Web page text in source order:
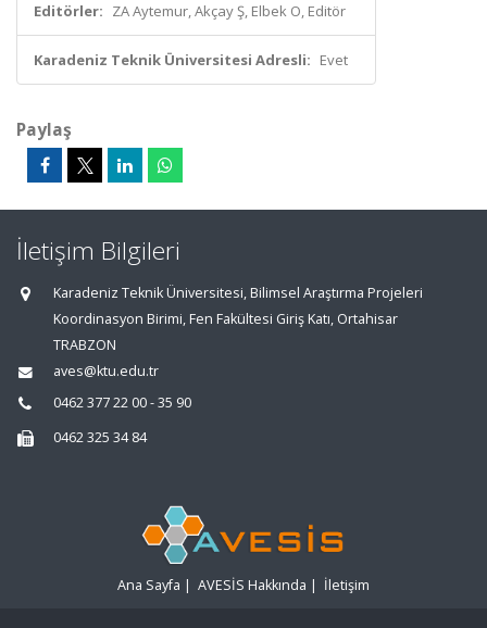
Editörler: ZA Aytemur, Akçay Ş, Elbek O, Editör
Karadeniz Teknik Üniversitesi Adresli: Evet
Paylaş
İletişim Bilgileri
Karadeniz Teknik Üniversitesi, Bilimsel Araştırma Projeleri
Koordinasyon Birimi, Fen Fakültesi Giriş Katı, Ortahisar
TRABZON
aves@ktu.edu.tr
0462 377 22 00 - 35 90
0462 325 34 84
Ana Sayfa | AVESİS Hakkında | İletişim